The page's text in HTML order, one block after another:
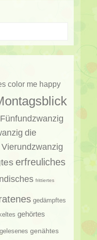
color me happy
die
erfreuliches
frittiertes
gedämpftes
gehörtes
gelesenes genähtes